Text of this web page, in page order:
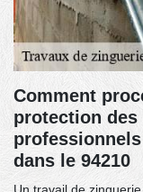
Comment
protection
dans le 94210
Un travail de